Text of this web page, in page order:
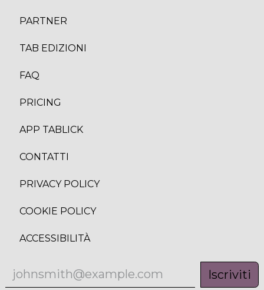
PARTNER
TAB EDIZIONI
FAQ
PRICING
APP TABLICK
CONTATTI
PRIVACY POLICY
COOKIE POLICY
ACCESSIBILITÀ
Iscriviti